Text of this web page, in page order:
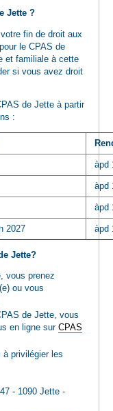
Jette ?
fin de droit aux
le CPAS de
et familiale à cette
si vous avez droit
de Jette à partir
:
àpd
àpd
àpd
2027 àpd
Jette?
vous prenez
ou vous
de Jette, vous
en ligne sur CPAS
à privilégier les
- 1090 Jette -